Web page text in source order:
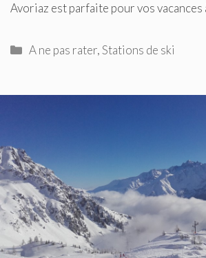
Avoriaz est parfaite pour vos vacances
Catégories
A ne pas rater,Stations de ski